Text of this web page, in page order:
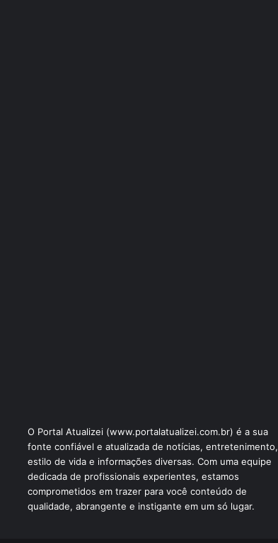
O Portal Atualizei (www.portalatualizei.com.br) é a sua
fonte confiável e atualizada de notícias, entretenimento,
estilo de vida e informações diversas. Com uma equipe
dedicada de profissionais experientes, estamos
comprometidos em trazer para você conteúdo de
qualidade, abrangente e instigante em um só lugar.